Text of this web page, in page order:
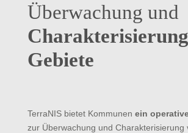
Überwachung und
Gebiete
TerraNIS bietet Kommunen ein
zur Überwachung und Charakterisierung